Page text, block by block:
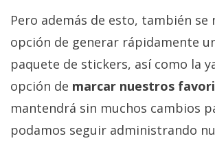
Pero además de esto, también se
opción de generar rápidamente
paquete de stickers, así como la
opción de marcar nuestros
mantendrá sin muchos cambios
podamos seguir administrando